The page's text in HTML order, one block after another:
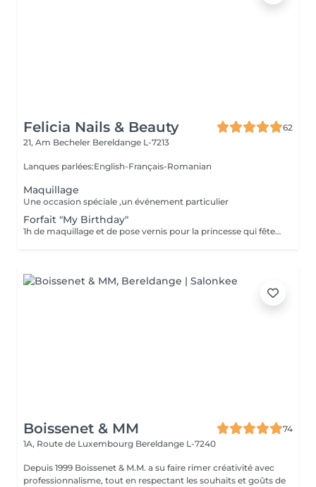
Felicia Nails & Beauty
62
21, Am Becheler Bereldange L-7213
Lanques parlées:English-Français-Romanian
Maquillage
Une occasion spéciale ,un événement particulier
Forfait "My Birthday"
1h de maquillage et de pose vernis pour la princesse qui fête son anniversaire,5 personnes maximum. L'invité d'honneur reçoit une couronne de princesse et un petit gâteau pour elle et ses invités
Boissenet & MM
74
1A, Route de Luxembourg Bereldange L-7240
Depuis 1999 Boissenet & M.M. a su faire rimer créativité avec
professionnalisme, tout en respectant les souhaits et goûts de